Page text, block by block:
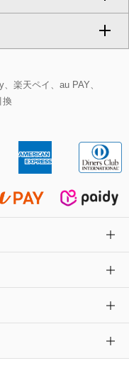
ッグ
楽天ペイ、au PAY、
換